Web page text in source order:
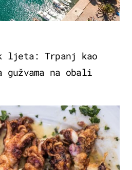
ljeta: Trpanj kao
na obali